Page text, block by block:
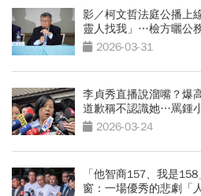
影／柯文哲法庭公播上
靈人找我」…檢方曬公
2026-03-31
李貞秀直播說溜嘴？爆
道歉稱不認識她…罵鍾
2026-03-24
「他智商157、我是
窗：一場優秀的悲劇「